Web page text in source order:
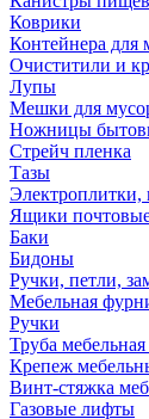
Коврики
Контейнера для
Очиститили и
Лупы
Мешки для
Ножницы
Стрейч пленка
Тазы
Электроплитки,
Ящики
Баки
Бидоны
Ручки, петли,
Мебельная
Ручки
Труба
Крепеж
Винт-стяжка
Газовые лифты